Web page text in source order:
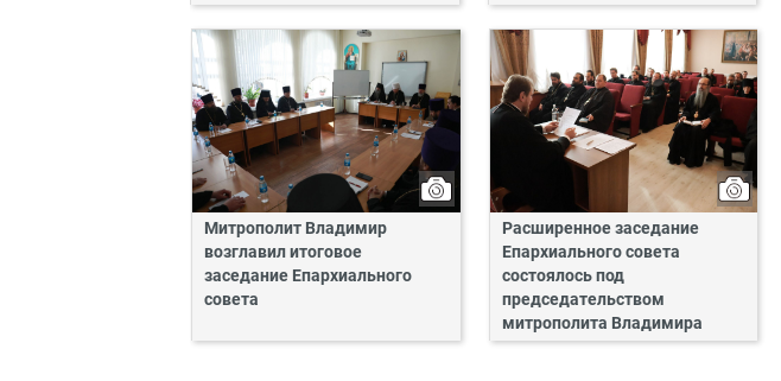
Митрополит Владимир
возглавил итоговое
заседание Епархиального
совета
Расширенное заседание
Епархиального совета
состоялось под
председательством
митрополита Владимира